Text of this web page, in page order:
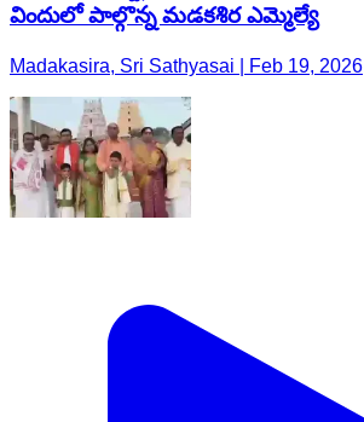
విందులో పాల్గొన్న మడకశిర ఎమ్మెల్యే
Madakasira, Sri Sathyasai | Feb 19, 2026